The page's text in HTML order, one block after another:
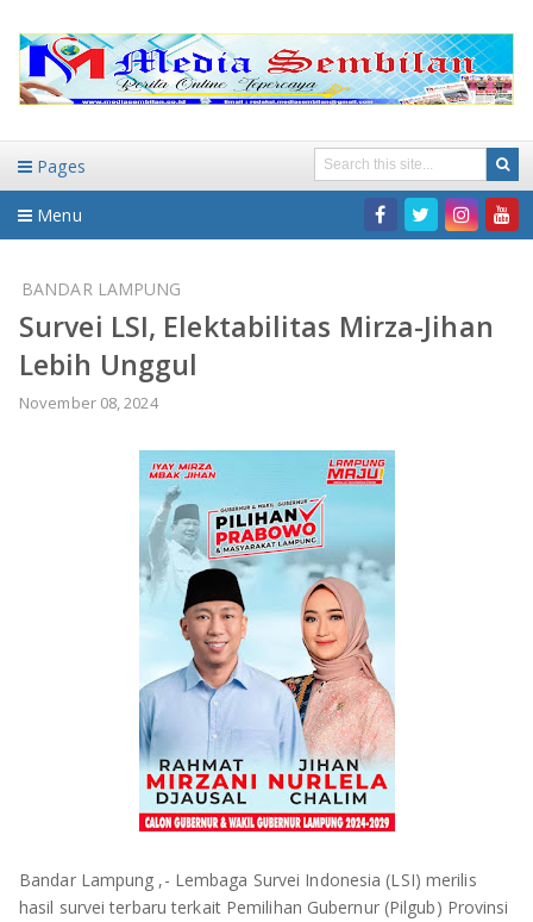
Pages
Menu
DAERAH
NASIONAL
BANDAR LAMPUNG
LAMPUNG TENGAH
LAMPUNG UTARA
LAMPUNG TIMUR
LAMPUNG BARAT
LAMPUNG SELATAN
PESAWARAN
HUKUM-KRIMINAL
BANDAR LAMPUNG
Survei LSI, Elektabilitas Mirza-Jihan
Lebih Unggul
November 08, 2024
Bandar Lampung ,- Lembaga Survei Indonesia (LSI) merilis
hasil survei terbaru terkait Pemilihan Gubernur (Pilgub) Provinsi